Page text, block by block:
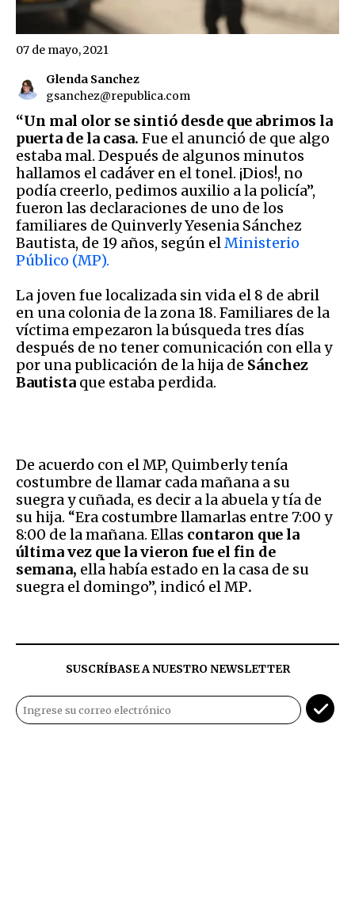
Glenda Sanchez
gsanchez@republica.com
07 de mayo, 2021
“Un mal olor se sintió desde que abrimos la
puerta de la casa. Fue el anunció de que algo
estaba mal. Después de algunos minutos
hallamos el cadáver en el tonel. ¡Dios!, no
podía creerlo, pedimos auxilio a la policía”,
fueron las declaraciones de uno de los
familiares de Quinverly Yesenia Sánchez
Bautista, de 19 años, según elMinisterio
Público (MP).
La joven fue localizada sin vida el 8 de abril
en una colonia de la zona 18. Familiares de la
víctima empezaron la búsqueda tres días
después de no tener comunicación con ella y
por una publicación de la hija de Sánchez
Bautista que estaba perdida.
De acuerdo con el MP, Quimberly tenía
costumbre de llamar cada mañana a su
suegra y cuñada, es decir a la abuela y tía de
su hija. “Era costumbre llamarlas entre 7:00 y
8:00 de la mañana. Ellas contaron que la
última vez que la vieron fue el fin de
semana, ella había estado en la casa de su
suegra el domingo”, indicó el MP.
SUSCRÍBASE A NUESTRO NEWSLETTER